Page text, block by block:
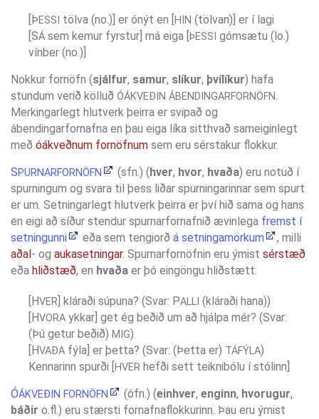
[ÞESSI tölva (no.)] er ónýt en [HIN (tölvan)] er í lagi
[SÁ sem kemur fyrstur] má eiga [ÞESSI gómsætu (lo.)
vínber (no.)]
Nokkur fornöfn (sjálfur, samur, slíkur, þvílíkur) hafa
stundum verið kölluð ÓÁKVEÐIN ÁBENDINGARFORNÖFN.
Merkingarlegt hlutverk þeirra er svipað og
ábendingarfornafna en þau eiga líka sitthvað sameiginlegt
með óákveðnum fornöfnum sem eru sérstakur flokkur.
SPURNARFORNÖFN (sfn.) (hver, hvor, hvaða) eru notuð í
spurningum og svara til þess liðar spurningarinnar sem spurt
er um. Setningarlegt hlutverk þeirra er því hið sama og hans
en eigi að síður stendur spurnarfornafnið ævinlega fremst í
setningunni
eða sem tengiorð á setningamörkum
, milli
aðal- og aukasetningar. Spurnarfornöfnin eru ýmist sérstæð
eða hliðstæð, en hvaða er þó eingöngu hliðstætt:
[HVER kláraði súpuna? (Svar: PALLI (kláraði hana))
[HVORA ykkar] get ég beðið um að hjálpa mér? (Svar:
(Þú getur beðið) MIG)
[HVAÐA fýla] er þetta? (Svar: (Þetta er) TÁFÝLA)
Kennarinn spurði [HVER hefði sett teiknibólu í stólinn]
ÓÁKVEÐIN FORNÖFN (ófn.) (einhver, enginn, hvorugur,
báðir o.fl.) eru stærsti fornafnaflokkurinn. Þau eru ýmist